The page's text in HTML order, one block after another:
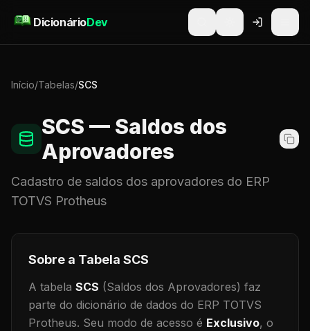
DicionárioDev
Início/Tabelas/SCS
SCS — Saldos dos
Aprovadores
Cadastro de saldos dos aprovadores do ERP
TOTVS Protheus
Sobre a Tabela SCS
A tabela SCS (Saldos dos Aprovadores) faz
parte do dicionário de dados do ERP TOTVS
Protheus. Seu modo de acesso é Exclusivo, o